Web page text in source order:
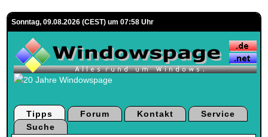
Sonntag, 09.08.2026 (CEST) um 07:58 Uhr
Tipps Forum Kontakt
Service
Suche